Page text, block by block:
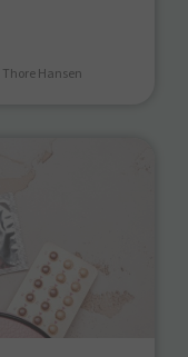
Thore Hansen